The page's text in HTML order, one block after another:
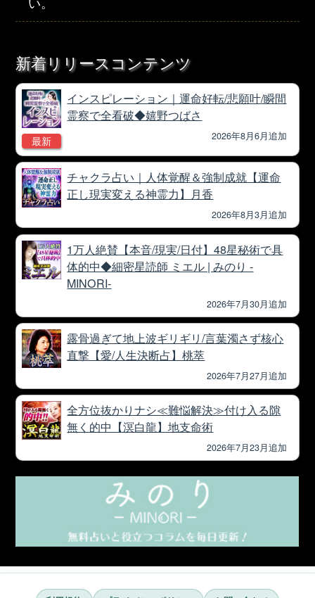
新着リリースコンテンツ
最新
インスピレーション｜運命好転/悲願叶/瞬間
霊察で全看破◆嬉野つばさ
2026年8月6月追加
チャクラ占い｜人体覚醒＆強制成就【運命
正し現実変える神霊力】月香
2026年8月3月追加
1万人絶賛【本音/現実/日付】48星秘術で具
体的中◆細密星読師 ミエル | みのり -
MINORI-
2026年7月30月追加
露骨過ぎて地上波ギリギリ/言葉濁さず核心
直撃【愛/人生決断占】桃萃
2026年7月27月追加
全方位抜かりナシ≪難悩解決≫付け入る隙
無く的中【溟白龍】地支命術
2026年7月23月追加